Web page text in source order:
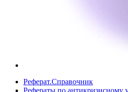
Реферат.Справочник
Рефераты по антикризисному